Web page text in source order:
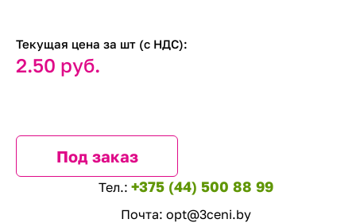
Текущая цена за шт (с НДС):
2.50 руб.
Под заказ
Тел.: +375 (44) 500 88 99
Почта: opt@3ceni.by